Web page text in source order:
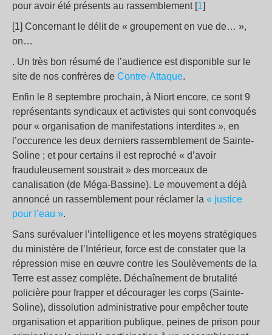
pour avoir été présents au rassemblement [1]
[1] Concernant le délit de « groupement en vue de… »,
on…
. Un très bon résumé de l’audience est disponible sur le
site de nos confrères de Contre-Attaque.
Enfin le 8 septembre prochain, à Niort encore, ce sont 9
représentants syndicaux et activistes qui sont convoqués
pour « organisation de manifestations interdites », en
l’occurence les deux derniers rassemblement de Sainte-
Soline ; et pour certains il est reproché « d’avoir
frauduleusement soustrait » des morceaux de
canalisation (de Méga-Bassine). Le mouvement a déjà
annoncé un rassemblement pour réclamer la « justice
pour l’eau ».
Sans surévaluer l’intelligence et les moyens stratégiques
du ministère de l’Intérieur, force est de constater que la
répression mise en œuvre contre les Soulèvements de la
Terre est assez complète. Déchaînement de brutalité
policière pour frapper et décourager les corps (Sainte-
Soline), dissolution administrative pour empêcher toute
organisation et apparition publique, peines de prison pour